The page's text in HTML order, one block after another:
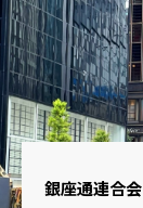
銀座通連合会